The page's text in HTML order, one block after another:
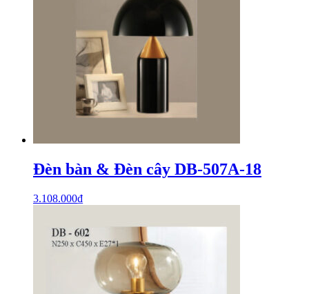
Đèn bàn & Đèn cây DB-507A-18
3.108.000₫